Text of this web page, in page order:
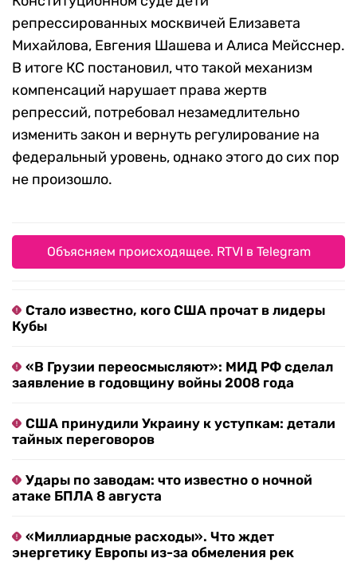
репрессированных москвичей Елизавета
Михайлова, Евгения Шашева и Алиса Мейсснер.
В итоге КС постановил, что такой механизм
компенсаций нарушает права жертв
репрессий, потребовал незамедлительно
изменить закон и вернуть регулирование на
федеральный уровень, однако этого до сих пор
не произошло.
Объясняем происходящее. RTVI в Telegram
Стало известно, кого США прочат в лидеры
Кубы
«В Грузии переосмысляют»: МИД РФ сделал
заявление в годовщину войны 2008 года
США принудили Украину к уступкам: детали
тайных переговоров
Удары по заводам: что известно о ночной
атаке БПЛА 8 августа
«Миллиардные расходы». Что ждет
энергетику Европы из-за обмеления рек